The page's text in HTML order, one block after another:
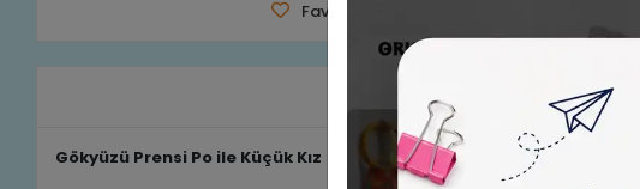
Favorilerime Ekle
Ürün Açıklaması
Gökyüzü Prensi Po ile Küçük Kız